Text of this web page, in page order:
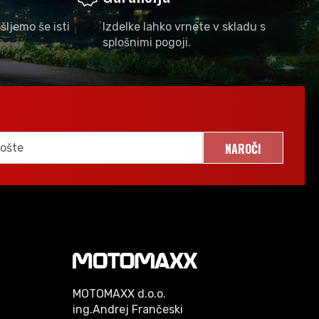
še isti
Izdelke lahko vrnete v skladu s
splošnimi pogoji.
NAROČI
MOTOMAXX d.o.o.
ing.Andrej Frančeski